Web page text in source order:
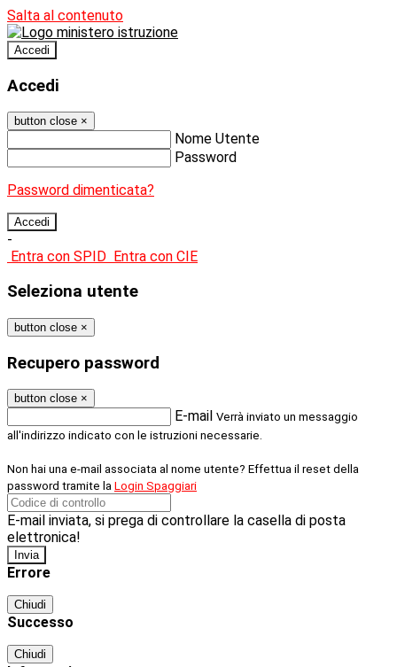
Salta al contenuto
Accedi
Accedi
button close ×
Nome Utente
Password
Password dimenticata?
-
Entra con SPID Entra con CIE
Seleziona utente
button close ×
Recupero password
button close ×
E-mail Verrà inviato un messaggio
all'indirizzo indicato con le istruzioni necessarie.
Non hai una e-mail associata al nome utente? Effettua il reset della
password tramite la Login Spaggiari
E-mail inviata, si prega di controllare la casella di posta
elettronica!
Errore
Chiudi
Successo
Chiudi